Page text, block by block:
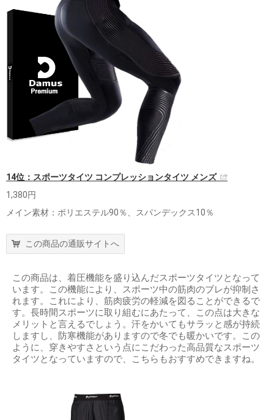
14位：スポーツタイツ コンプレッションタイツ メンズ
1,380円
メイン素材：ポリエステル90％、スパンデックス10％
この商品の通販サイトへ
この商品は、着圧機能を盛り込んだスポーツタイツとなって
います。この機能により、スポーツ中の筋肉のブレが抑制さ
れます。これにより、筋肉疲労の軽減を図ることができるで
す。長時間スポーツに取り組むにあたって、この点は大きな
メリットと言えるでしょう。汗をかいてもサラッと感が持続
しますし、防寒機能がありますので冬でも暖かいです。この
ように、穿きやすさという点にこだわった高品質なスポーツ
タイツとなっていますので、こちらもおすすめできますね。